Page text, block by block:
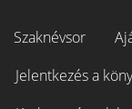
Szaknévsor
Jelentkezés a